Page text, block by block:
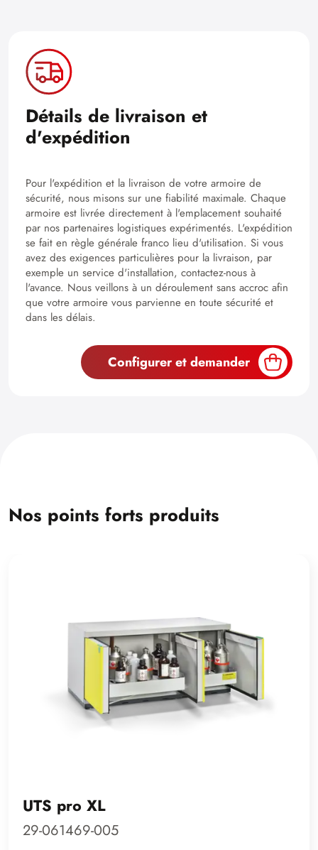
Détails de livraison et
d'expédition
Pour l'expédition et la livraison de votre armoire de
sécurité, nous misons sur une fiabilité maximale. Chaque
armoire est livrée directement à l'emplacement souhaité
par nos partenaires logistiques expérimentés. L'expédition
se fait en règle générale franco lieu d'utilisation. Si vous
avez des exigences particulières pour la livraison, par
exemple un service d'installation, contactez-nous à
l'avance. Nous veillons à un déroulement sans accroc afin
que votre armoire vous parvienne en toute sécurité et
dans les délais.
Configurer et demander
Nos points forts produits
UTS pro XL
29-061469-005